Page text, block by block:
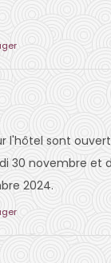
l'hôtel sont
30 novembre et
2024.